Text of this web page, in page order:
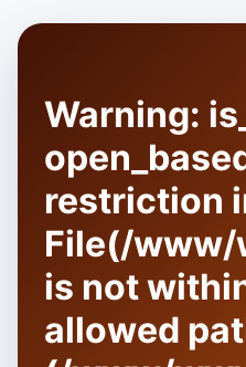
Warning:
restriction
File(/
is not
allowed